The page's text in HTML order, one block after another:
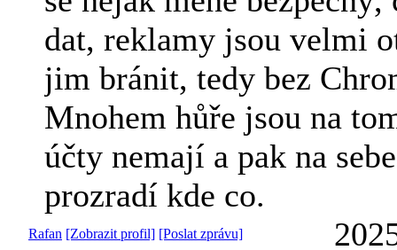
dat, reklamy jsou velmi
jim bránit, tedy bez
Mnohem hůře jsou na
účty nemají a pak na
prozradí kde co.
Rafan [Zobrazit profil] [Poslat zprávu]